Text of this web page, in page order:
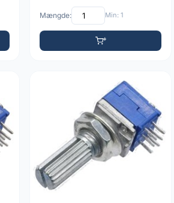
Mængde: Min: 1